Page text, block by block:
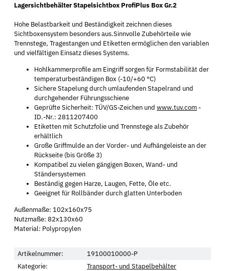
Lagersichtbehälter Stapelsichtbox ProfiPlus Box Gr.2
Hohe Belastbarkeit und Beständigkeit zeichnen dieses
Sichtboxensystem besonders aus.Sinnvolle Zubehörteile wie
Trennstege, Tragestangen und Etiketten ermöglichen den variablen
und vielfältigen Einsatz dieses Systems.
Hohlkammerprofile am Eingriff sorgen für Formstabilität der
temperaturbeständigen Box (-10/+60 °C)
Sichere Stapelung durch umlaufenden Stapelrand und
durchgehender Führungsschiene
Geprüfte Sicherheit: TÜV/GS-Zeichen und www.tuv.com-
ID.-Nr.: 2811207400
Etiketten mit Schutzfolie und Trennstege als Zubehör
erhältlich
Große Griffmulde an der Vorder- und Aufhängeleiste an der
Rückseite (bis Größe 3)
Kompatibel zu vielen gängigen Boxen, Wand- und
Ständersystemen
Beständig gegen Harze, Laugen, Fette, Öle etc.
Geeignet für Rollbänder durch glatten Unterboden
Außenmaße: 102x160x75
Nutzmaße: 82x130x60
Material: Polypropylen
Artikelnummer:
19100010000-P
Kategorie:
Transport- und Stapelbehälter